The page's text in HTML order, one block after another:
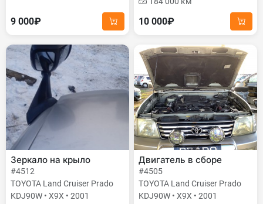
9 000₽ 10 000₽
Зеркало на крыло
#4512
TOYOTA Land Cruiser Prado
KDJ90W • X9X • 2001
Двигатель в сборе
#4505
TOYOTA Land Cruiser Prado
KDJ90W • X9X • 2001